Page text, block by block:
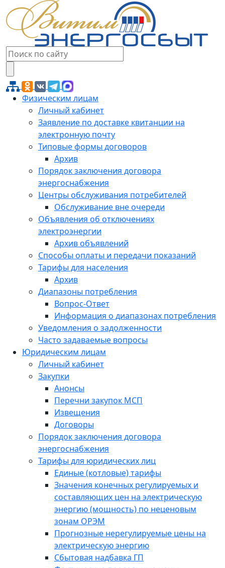
Физическим лицам
Личный кабинет
Заявление по доставке квитанции на
электронную почту
Типовые формы договоров
Архив
Порядок заключения договора
энергоснабжения
Центры обслуживания потребителей
Обслуживание вне очереди
Объявления об отключениях
электроэнергии
Архив объявлений
Способы оплаты и передачи показаний
Тарифы для населения
Архив
Диапазоны потребления
Вопрос-Ответ
Информация о диапазонах потребления
Уведомления о задолженности
Часто задаваемые вопросы
Юридическим лицам
Личный кабинет
Закупки
Анонсы
Перечни закупок МСП
Извещения
Договоры
Порядок заключения договора
энергоснабжения
Тарифы для юридических лиц
Единые (котловые) тарифы
Значения конечных регулируемых и
составляющих цен на электрическую
энергию (мощность) по неценовым
зонам ОРЭМ
Прогнозные нерегулируемые цены на
электрическую энергию
Сбытовая надбавка ГП